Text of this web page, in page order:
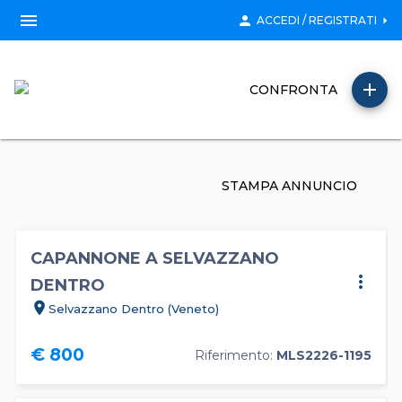
menu person ACCEDI / REGISTRATI arrow_right
CONFRONTA add
STAMPA ANNUNCIO
CAPANNONE A SELVAZZANO
DENTRO
location_on Selvazzano Dentro (Veneto)
€ 800 Riferimento: MLS2226-1195
more_vert